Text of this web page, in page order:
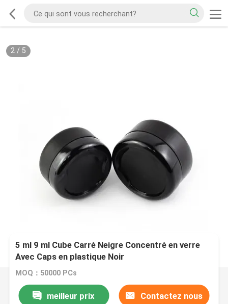
2/ 5
5 ml 9 ml Cube Carré Neigre Concentré en verre
Avec Caps en plastique Noir
MOQ：50000 PCs
meilleur prix Contactez nous